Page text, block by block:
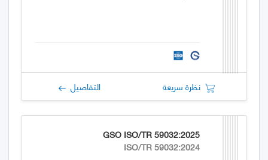
نظرة سريعة التفاصيل
GSO ISO/TR 59032:2025
ISO/TR 59032:2024